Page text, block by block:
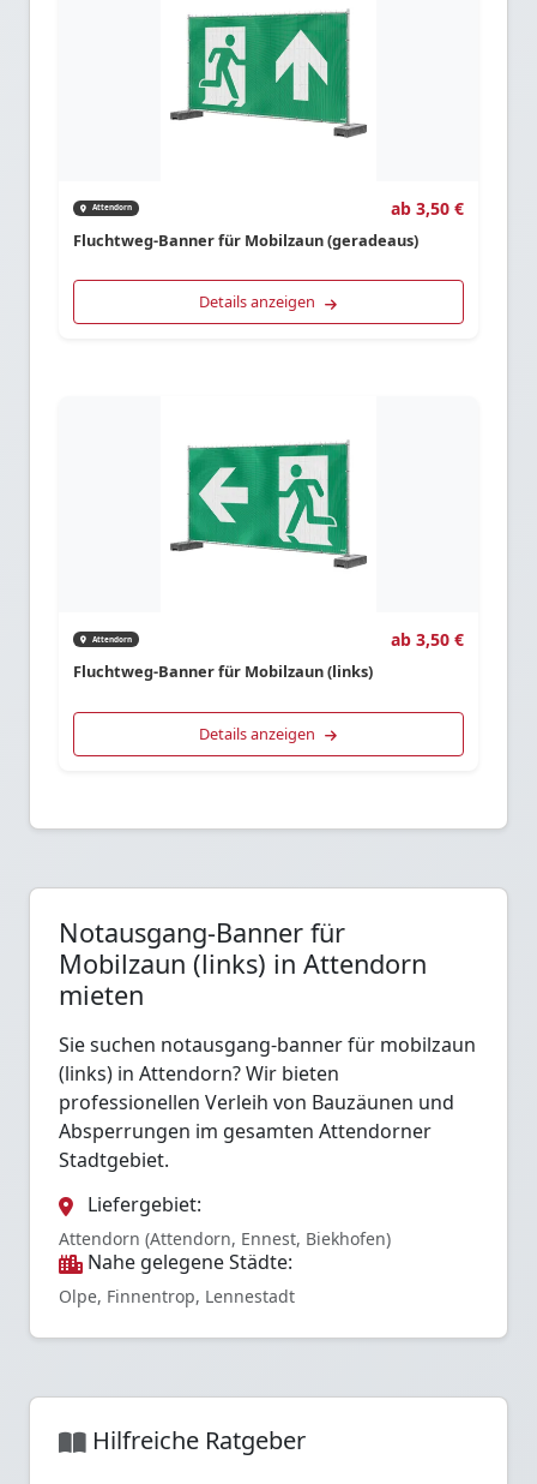
Attendorn ab 3,50 €
Fluchtweg-Banner für Mobilzaun (geradeaus)
Details anzeigen
Attendorn ab 3,50 €
Fluchtweg-Banner für Mobilzaun (links)
Details anzeigen
Notausgang-Banner für
Mobilzaun (links) in Attendorn
mieten
Sie suchen notausgang-banner für mobilzaun
(links) in Attendorn? Wir bieten
professionellen Verleih von Bauzäunen und
Absperrungen im gesamten Attendorner
Stadtgebiet.
Liefergebiet:
Attendorn (Attendorn, Ennest, Biekhofen)
Nahe gelegene Städte:
Olpe, Finnentrop, Lennestadt
Hilfreiche Ratgeber